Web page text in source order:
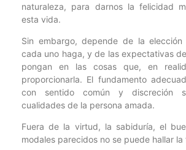
naturaleza, para darnos la felicidad
esta vida.
Sin embargo, depende de la
cada uno haga, y de las expectativas
pongan en las cosas que, en
proporcionarla. El fundamento
con sentido común y discreción
cualidades de la persona amada.
Fuera de la virtud, la sabiduría, el
modales parecidos no se puede hallar la